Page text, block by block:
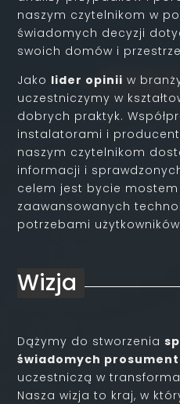
naszym czytelnikom w
świadomych decyzji
swoich domów i
Jako lider opinii w
uczestniczymy w
dobrych praktyk.
instalatorami i
naszym czytelnikom
informacji i
celem jest bycie
zaawansowanych
potrzebami
Wizja
Dążymy do stworzenia
świadomych
uczestniczą w
Nasza wizja to kraj, w